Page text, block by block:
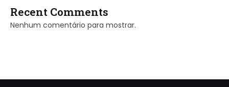
Recent Comments
Nenhum comentário para mostrar.